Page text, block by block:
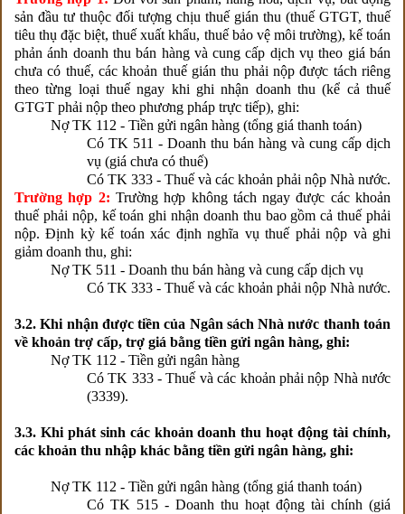
sản đầu tư thuộc đối tượng chịu thuế gián thu (thuế GTGT, thuế
tiêu thụ đặc biệt, thuế xuất khẩu, thuế bảo vệ môi trường), kế toán
phản ánh doanh thu bán hàng và cung cấp dịch vụ theo giá bán
chưa có thuế, các khoản thuế gián thu phải nộp được tách riêng
theo từng loại thuế ngay khi ghi nhận doanh thu (kể cả thuế
GTGT phải nộp theo phương pháp trực tiếp), ghi:
Nợ TK 112 - Tiền gửi ngân hàng (tổng giá thanh toán)
Có TK 511 - Doanh thu bán hàng và cung cấp dịch
vụ (giá chưa có thuế)
Có TK 333 - Thuế và các khoản phải nộp Nhà nước.
Trường hợp 2: Trường hợp không tách ngay được các khoản
thuế phải nộp, kế toán ghi nhận doanh thu bao gồm cả thuế phải
nộp. Định kỳ kế toán xác định nghĩa vụ thuế phải nộp và ghi
giảm doanh thu, ghi:
Nợ TK 511 - Doanh thu bán hàng và cung cấp dịch vụ
Có TK 333 - Thuế và các khoản phải nộp Nhà nước.
3.2. Khi nhận được tiền của Ngân sách Nhà nước thanh toán
về khoản trợ cấp, trợ giá bằng tiền gửi ngân hàng, ghi:
Nợ TK 112 - Tiền gửi ngân hàng
Có TK 333 - Thuế và các khoản phải nộp Nhà nước
(3339).
3.3. Khi phát sinh các khoản doanh thu hoạt động tài chính,
các khoản thu nhập khác bằng tiền gửi ngân hàng, ghi:
Nợ TK 112 - Tiền gửi ngân hàng (tổng giá thanh toán)
Có TK 515 - Doanh thu hoạt động tài chính (giá